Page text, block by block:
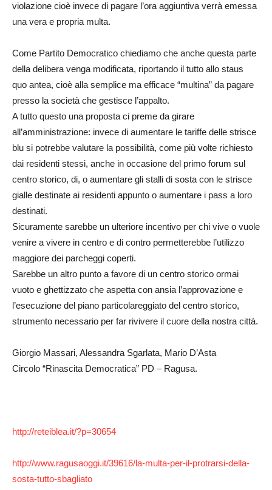
violazione cioè invece di pagare l’ora aggiuntiva verrà emessa
una vera e propria multa.
Come Partito Democratico chiediamo che anche questa parte
della delibera venga modificata, riportando il tutto allo staus
quo antea, cioè alla semplice ma efficace “multina” da pagare
presso la società che gestisce l’appalto.
A tutto questo una proposta ci preme da girare
all’amministrazione: invece di aumentare le tariffe delle strisce
blu si potrebbe valutare la possibilità, come più volte richiesto
dai residenti stessi, anche in occasione del primo forum sul
centro storico, di, o aumentare gli stalli di sosta con le strisce
gialle destinate ai residenti appunto o aumentare i pass a loro
destinati.
Sicuramente sarebbe un ulteriore incentivo per chi vive o vuole
venire a vivere in centro e di contro permetterebbe l’utilizzo
maggiore dei parcheggi coperti.
Sarebbe un altro punto a favore di un centro storico ormai
vuoto e ghettizzato che aspetta con ansia l’approvazione e
l’esecuzione del piano particolareggiato del centro storico,
strumento necessario per far rivivere il cuore della nostra città.
Giorgio Massari, Alessandra Sgarlata, Mario D’Asta
Circolo “Rinascita Democratica” PD – Ragusa.
http://reteiblea.it/?p=30654
http://www.ragusaoggi.it/39616/la-multa-per-il-protrarsi-della-
sosta-tutto-sbagliato